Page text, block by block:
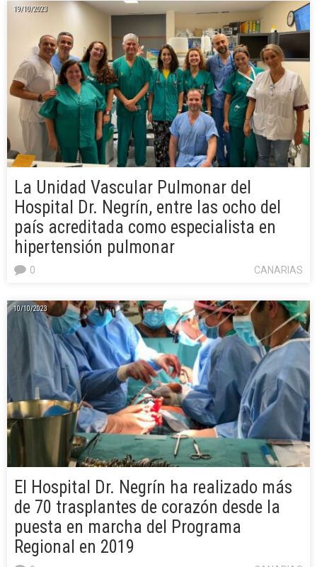
19/10/2023
La Unidad Vascular Pulmonar del
Hospital Dr. Negrín, entre las ocho del
país acreditada como especialista en
hipertensión pulmonar
CANARIAS
0
10/10/2023
El Hospital Dr. Negrín ha realizado más
de 70 trasplantes de corazón desde la
puesta en marcha del Programa
Regional en 2019